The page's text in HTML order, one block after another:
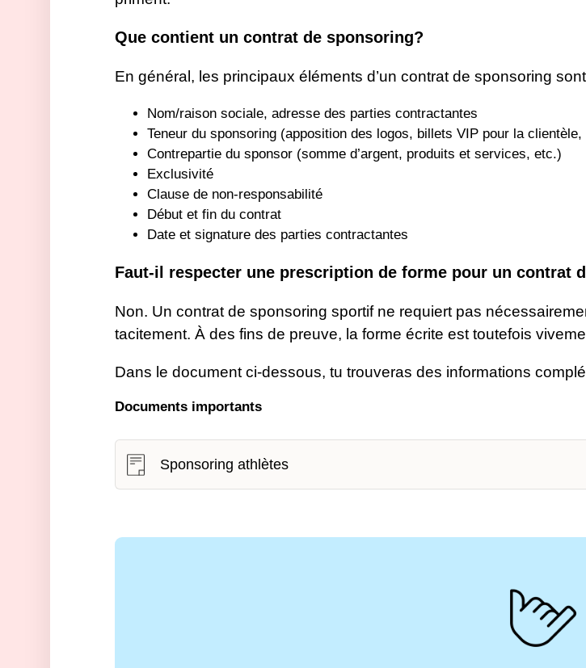
Que contient un contrat de sponsoring?
En général, les principaux éléments d’un contrat de sponsoring
Nom/raison sociale, adresse des parties contractantes
Teneur du sponsoring (apposition des logos, billets VIP pour la
Contrepartie du sponsor (somme d’argent, produits et services, etc.)
Exclusivité
Clause de non-responsabilité
Début et fin du contrat
Date et signature des parties contractantes
Faut-il respecter une prescription de forme pour un contrat
Non. Un contrat de sponsoring sportif ne requiert pas
tacitement. À des fins de preuve, la forme écrite est toutefois
Dans le document ci-dessous, tu trouveras des informations
Documents importants
Sponsoring athlètes